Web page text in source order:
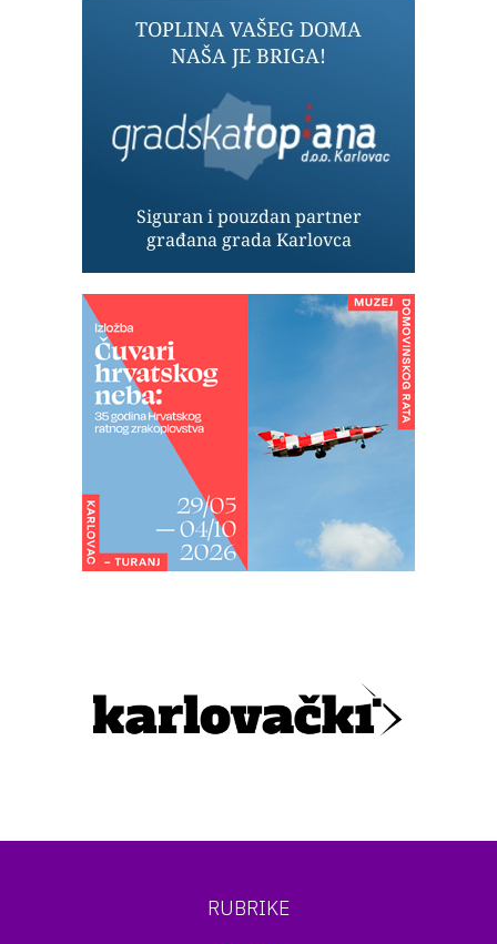
RUBRIKE